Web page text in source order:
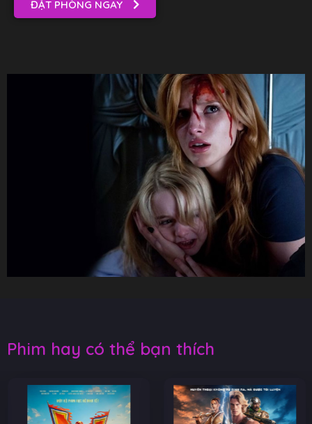
ĐẶT PHÒNG NGAY
Phim hay có thể bạn thích